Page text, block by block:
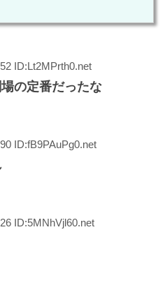
ID:Lt2MPrth0.net
の定番だったな
ID:fB9PAuPg0.net
ID:5MNhVjl60.net